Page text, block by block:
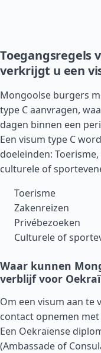
Toegangsregels
verkrijgt u een
Mongoolse burgers
type C aanvragen,
dagen binnen een
Een visum type C
doeleinden:
culturele of
Toerisme
Zakenreizen
Privébezoeken
Culturele of
Waar kunnen
verblijf voor
Om een visum aan
contact opnemen
Een Oekraïense
(Ambassade of